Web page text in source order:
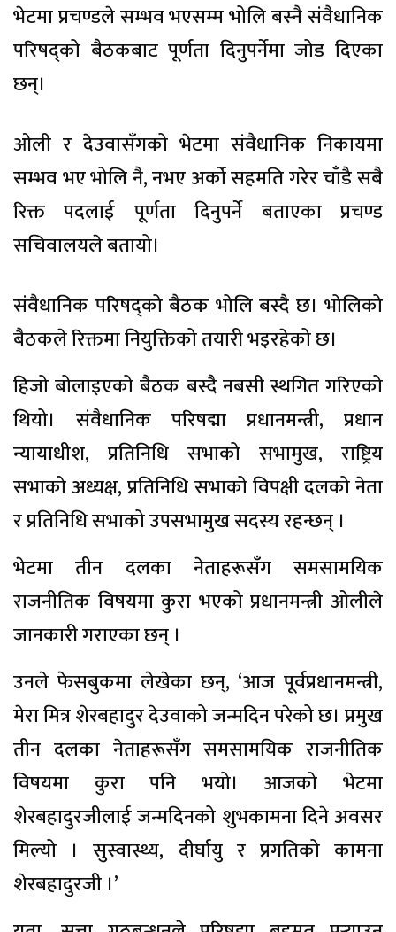
भेटमा प्रचण्डले सम्भव भएसम्म भोलि बस्नै संवैधानिक
परिषद्को बैठकबाट पूर्णता दिनुपर्नेमा जोड दिएका
छन्।
ओली र देउवासँगको भेटमा संवैधानिक निकायमा
सम्भव भए भोलि नै, नभए अर्को सहमति गरेर चाँडै सबै
रिक्त पदलाई पूर्णता दिनुपर्ने बताएका प्रचण्ड
सचिवालयले बतायो।
संवैधानिक परिषद्को बैठक भोलि बस्दै छ। भोलिको
बैठकले रिक्तमा नियुक्तिको तयारी भइरहेको छ।
हिजो बोलाइएको बैठक बस्दै नबसी स्थगित गरिएको
थियो। संवैधानिक परिषद्मा प्रधानमन्त्री, प्रधान
न्यायाधीश, प्रतिनिधि सभाको सभामुख, राष्ट्रिय
सभाको अध्यक्ष, प्रतिनिधि सभाको विपक्षी दलको नेता
र प्रतिनिधि सभाको उपसभामुख सदस्य रहन्छन् ।
भेटमा तीन दलका नेताहरूसँग समसामयिक
राजनीतिक विषयमा कुरा भएको प्रधानमन्त्री ओलीले
जानकारी गराएका छन् ।
उनले फेसबुकमा लेखेका छन्, ‘आज पूर्वप्रधानमन्त्री,
मेरा मित्र शेरबहादुर देउवाको जन्मदिन परेको छ। प्रमुख
तीन दलका नेताहरूसँग समसामयिक राजनीतिक
विषयमा कुरा पनि भयो। आजको भेटमा
शेरबहादुरजीलाई जन्मदिनको शुभकामना दिने अवसर
मिल्यो । सुस्वास्थ्य, दीर्घायु र प्रगतिको कामना
शेरबहादुरजी ।’